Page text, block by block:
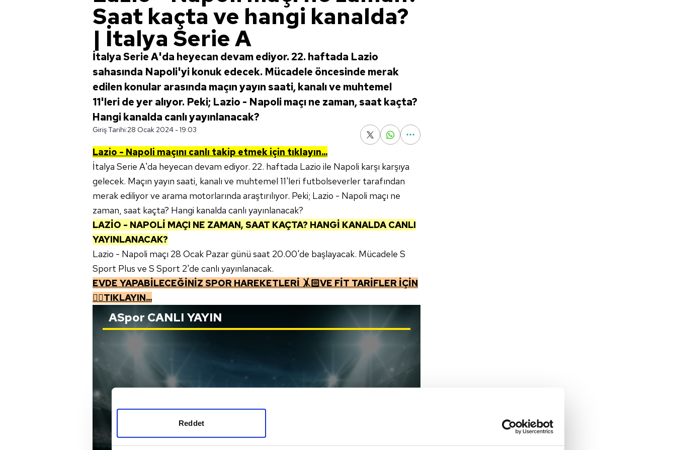
Reddet
Saat kaçta ve hangi kanalda?
| İtalya Serie A
İtalya Serie A'da heyecan devam ediyor. 22. haftada Lazio
sahasında Napoli'yi konuk edecek. Mücadele öncesinde merak
edilen konular arasında maçın yayın saati, kanalı ve muhtemel
11'leri de yer alıyor. Peki; Lazio - Napoli maçı ne zaman, saat kaçta?
Hangi kanalda canlı yayınlanacak?
Giriş Tarihi:28 Ocak 2024 - 19:03
Lazio - Napoli maçını canlı takip etmek için tıklayın...
İtalya Serie A'da heyecan devam ediyor. 22. haftada Lazio ile Napoli karşı karşıya
gelecek. Maçın yayın saati, kanalı ve muhtemel 11'leri futbolseverler tarafından
merak ediliyor ve arama motorlarında araştırılıyor. Peki; Lazio - Napoli maçı ne
zaman, saat kaçta? Hangi kanalda canlı yayınlanacak?
LAZİO - NAPOLİ MAÇI NE ZAMAN, SAAT KAÇTA? HANGİ KANALDA CANLI
YAYINLANACAK?
Lazio - Napoli maçı 28 Ocak Pazar günü saat 20.00'de başlayacak. Mücadele S
Sport Plus ve S Sport 2'de canlı yayınlanacak.
EVDE YAPABİLECEĞİNİZ SPOR HAREKETLERİ 🤸🏻VE FİT TARİFLER İÇİN
👉🏼TIKLAYIN...
ASporCANLI YAYIN